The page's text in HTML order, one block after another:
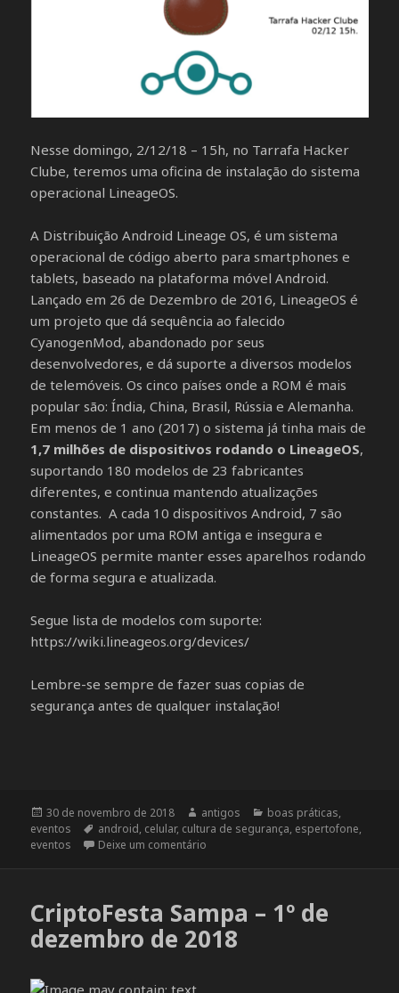
Nesse domingo, 2/12/18 – 15h, no Tarrafa Hacker
Clube, teremos uma oficina de instalação do sistema
operacional LineageOS.
A Distribuição Android Lineage OS, é um sistema
operacional de código aberto para smartphones e
tablets, baseado na plataforma móvel Android.
Lançado em 26 de Dezembro de 2016, LineageOS é
um projeto que dá sequência ao falecido
CyanogenMod, abandonado por seus
desenvolvedores, e dá suporte a diversos modelos
de telemóveis. Os cinco países onde a ROM é mais
popular são: Índia, China, Brasil, Rússia e Alemanha.
Em menos de 1 ano (2017) o sistema já tinha mais de
1,7 milhões de dispositivos rodando o LineageOS,
suportando 180 modelos de 23 fabricantes
diferentes, e continua mantendo atualizações
constantes. A cada 10 dispositivos Android, 7 são
alimentados por uma ROM antiga e insegura e
LineageOS permite manter esses aparelhos rodando
de forma segura e atualizada.
Segue lista de modelos com suporte:
https://wiki.lineageos.org/devices/
Lembre-se sempre de fazer suas copias de
segurança antes de qualquer instalação!
Publicado
em
30 de novembro de 2018 Autor
antigos Categorias
boas práticas,
eventos
Tags
android, celular, cultura de segurança, espertofone,
eventos
Deixe um comentário
CriptoFesta Sampa – 1º de
dezembro de 2018